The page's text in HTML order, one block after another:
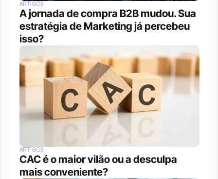
ARTIGOS
A jornada de compra B2B mudou. Sua
estratégia de Marketing já percebeu
isso?
ARTIGOS
CAC é o maior vilão ou a desculpa
mais conveniente?